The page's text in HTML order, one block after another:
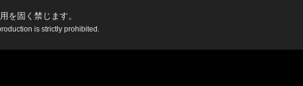
を固く禁じます。
is strictly prohibited.